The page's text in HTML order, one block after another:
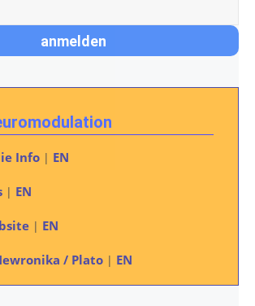
Info | EN
| EN
| EN
/ Plato | EN